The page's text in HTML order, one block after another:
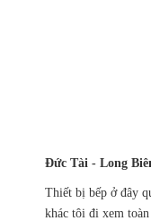
Đức Tài - Long
Thiết bị bếp ở đây
khác tôi đi xem